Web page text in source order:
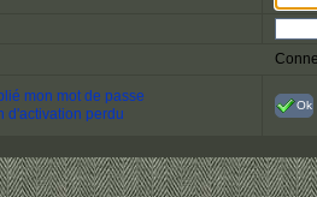
mon mot de passe
d'activation perdu
Ok